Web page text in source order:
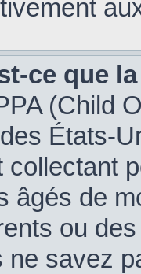
ce que
(Child
États-
collectant
âgés de
ou
ne savez